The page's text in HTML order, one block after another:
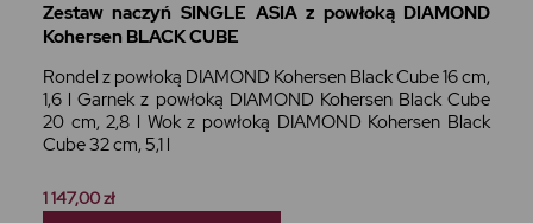
Zestaw naczyń SINGLE ASIA z powłoką DIAMOND
Kohersen BLACK CUBE
Rondel z powłoką DIAMOND Kohersen Black Cube 16 cm,
1,6 l Garnek z powłoką DIAMOND Kohersen Black Cube
20 cm, 2,8 l Wok z powłoką DIAMOND Kohersen Black
Cube 32 cm, 5,1 l
1 147,00 zł